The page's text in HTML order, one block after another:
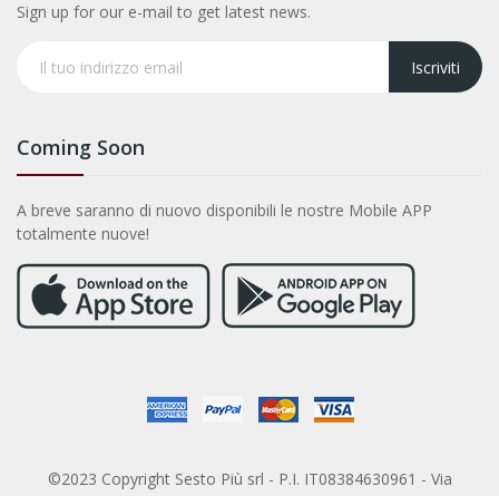
Sign up for our e-mail to get latest news.
Iscriviti
Coming Soon
A breve saranno di nuovo disponibili le nostre Mobile APP
totalmente nuove!
©2023 Copyright Sesto Più srl - P.I. IT08384630961 - Via